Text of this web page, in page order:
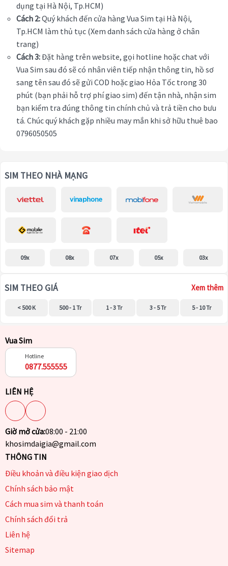
dụng tại Hà Nội, Tp.HCM)
Cách 2:Quý khách đến cửa hàng Vua Sim tại Hà Nội,
Tp.HCM làm thủ tục (Xem danh sách cửa hàng ở chân
trang)
Cách 3:Đặt hàng trên website, gọi hotline hoặc chat với
Vua Sim sau đó sẽ có nhân viên tiếp nhận thông tin, hồ sơ
sang tên sau đó sẽ gửi COD hoặc giao Hỏa Tốc trong 30
phút (bạn phải hỗ trợ phí giao sim) đến tận nhà, nhận sim
bạn kiểm tra đúng thông tin chính chủ và trả tiền cho bưu
tá. Chúc quý khách gặp nhiều may mắn khi sở hữu thuê bao
0796050505
SIM THEO NHÀ MẠNG
09x 08x 07x 05x 03x
SIM THEO GIÁ Xem thêm
< 500 K 500 - 1 Tr 1 - 3 Tr 3 - 5 Tr 5 - 10 Tr
Vua Sim
Hotline
0877.555555
LIÊN HỆ
Giờ mở cửa:08:00 - 21:00
khosimdaigia@gmail.com
THÔNG TIN
Điều khoản và điều kiện giao dịch
Chính sách bảo mật
Cách mua sim và thanh toán
Chính sách đổi trả
Liên hệ
Sitemap